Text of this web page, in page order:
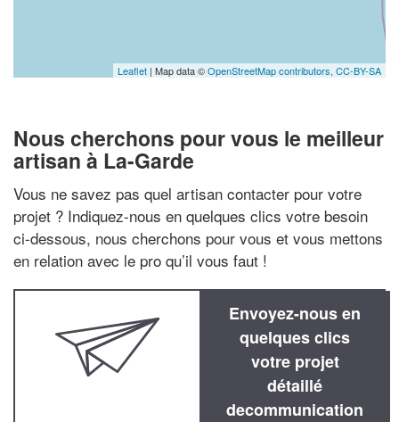
Leaflet | Map data ©OpenStreetMap contributors, CC-BY-SA
Nous cherchons pour vous le meilleur
artisan à La-Garde
Vous ne savez pas quel artisan contacter pour votre
projet ? Indiquez-nous en quelques clics votre besoin
ci-dessous, nous cherchons pour vous et vous mettons
en relation avec le pro qu’il vous faut !
Envoyez-nous en
quelques clics
votre projet
détaillé
decommunication